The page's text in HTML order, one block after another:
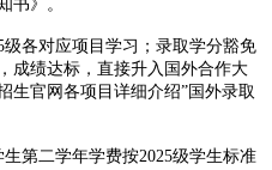
书》。
各对应项目学习；录取学分豁免
成绩达标，直接升入国外合作大
生官网各项目详细介绍”国外录取
二学年学费按2025级学生标准